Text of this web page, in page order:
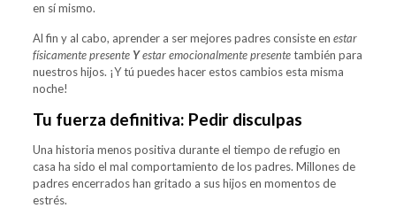
en sí mismo.
Al fin y al cabo, aprender a ser mejores padres consiste en estar
físicamente presente Yestar emocionalmente presentetambién para
nuestros hijos. ¡Y tú puedes hacer estos cambios esta misma
noche!
Tu fuerza definitiva: Pedir disculpas
Una historia menos positiva durante el tiempo de refugio en
casa ha sido el mal comportamiento de los padres. Millones de
padres encerrados han gritado a sus hijos en momentos de
estrés.